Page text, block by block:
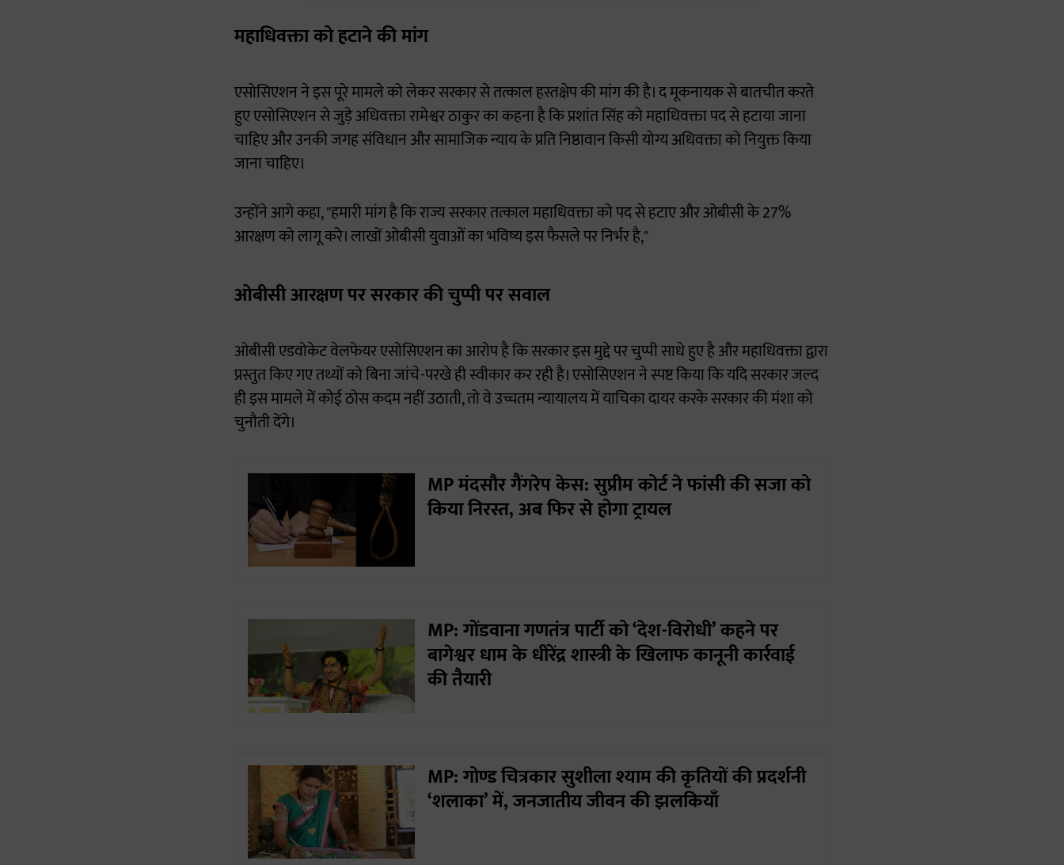
महाधिवक्ता को हटाने की मांग
एसोसिएशन ने इस पूरे मामले को लेकर सरकार से तत्काल हस्तक्षेप की मांग की है। द मूकनायक से बातचीत करते
हुए एसोसिएशन से जुड़े अधिवक्ता रामेश्वर ठाकुर का कहना है कि प्रशांत सिंह को महाधिवक्ता पद से हटाया जाना
चाहिए और उनकी जगह संविधान और सामाजिक न्याय के प्रति निष्ठावान किसी योग्य अधिवक्ता को नियुक्त किया
जाना चाहिए।
उन्होंने आगे कहा, "हमारी मांग है कि राज्य सरकार तत्काल महाधिवक्ता को पद से हटाए और ओबीसी के 27%
आरक्षण को लागू करे। लाखों ओबीसी युवाओं का भविष्य इस फैसले पर निर्भर है,"
ओबीसी आरक्षण पर सरकार की चुप्पी पर सवाल
ओबीसी एडवोकेट वेलफेयर एसोसिएशन का आरोप है कि सरकार इस मुद्दे पर चुप्पी साधे हुए है और महाधिवक्ता द्वारा
प्रस्तुत किए गए तथ्यों को बिना जांचे-परखे ही स्वीकार कर रही है। एसोसिएशन ने स्पष्ट किया कि यदि सरकार जल्द
ही इस मामले में कोई ठोस कदम नहीं उठाती, तो वे उच्चतम न्यायालय में याचिका दायर करके सरकार की मंशा को
चुनौती देंगे।
MP मंदसौर गैंगरेप केस: सुप्रीम कोर्ट ने फांसी की सजा को
किया निरस्त, अब फिर से होगा ट्रायल
MP: गोंडवाना गणतंत्र पार्टी को ‘देश-विरोधी’ कहने पर
बागेश्वर धाम के धीरेंद्र शास्त्री के खिलाफ कानूनी कार्रवाई
की तैयारी
MP: गोण्ड चित्रकार सुशीला श्याम की कृतियों की प्रदर्शनी
‘शलाका’ में, जनजातीय जीवन की झलकियाँ